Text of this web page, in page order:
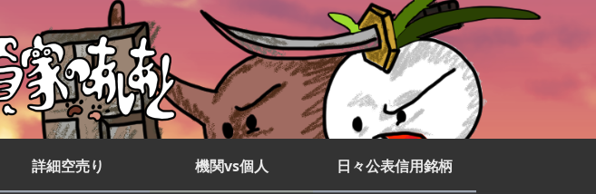
詳細空売り 機関vs個人 日々公表信用銘柄